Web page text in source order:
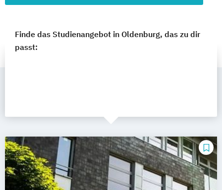
Finde das Studienangebot in Oldenburg, das zu dir
passt: